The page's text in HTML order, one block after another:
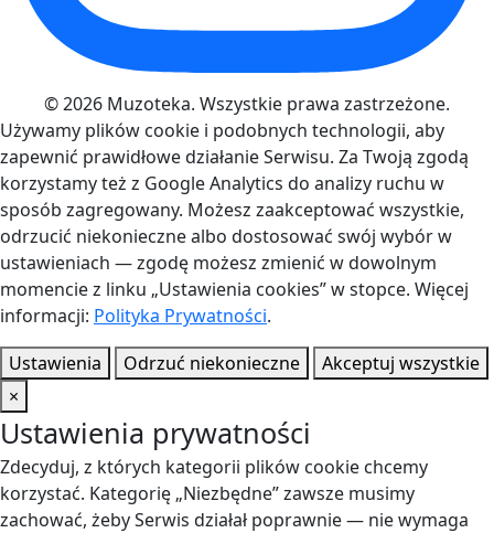
© 2026 Muzoteka. Wszystkie prawa zastrzeżone.
Używamy plików cookie i podobnych technologii, aby
zapewnić prawidłowe działanie Serwisu. Za Twoją zgodą
korzystamy też z Google Analytics do analizy ruchu w
sposób zagregowany. Możesz zaakceptować wszystkie,
odrzucić niekonieczne albo dostosować swój wybór w
ustawieniach — zgodę możesz zmienić w dowolnym
momencie z linku „Ustawienia cookies” w stopce. Więcej
informacji: Polityka Prywatności.
Ustawienia
Odrzuć niekonieczne
Akceptuj wszystkie
×
Ustawienia prywatności
Zdecyduj, z których kategorii plików cookie chcemy
korzystać. Kategorię „Niezbędne” zawsze musimy
zachować, żeby Serwis działał poprawnie — nie wymaga